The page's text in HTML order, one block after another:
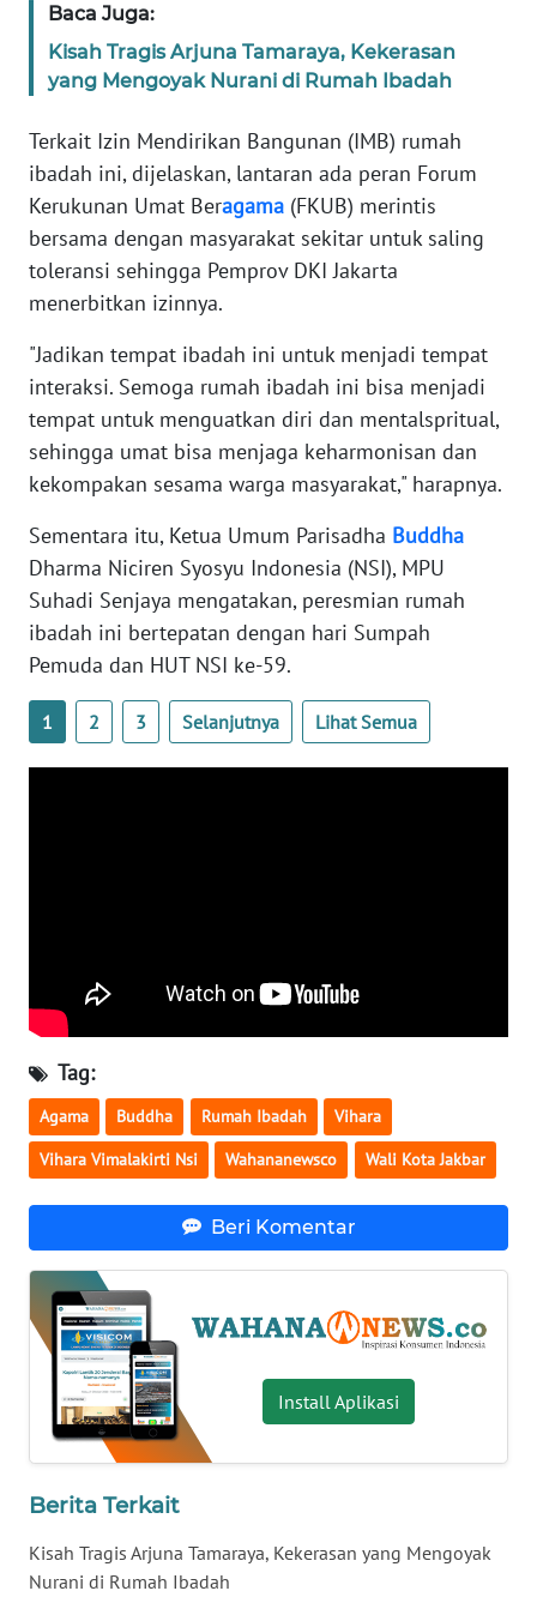
Baca Juga:
Kisah Tragis Arjuna Tamaraya, Kekerasan
yang Mengoyak Nurani di Rumah Ibadah
Terkait Izin Mendirikan Bangunan (IMB) rumah
ibadah ini, dijelaskan, lantaran ada peran Forum
Kerukunan Umat Beragama (FKUB) merintis
bersama dengan masyarakat sekitar untuk saling
toleransi sehingga Pemprov DKI Jakarta
menerbitkan izinnya.
"Jadikan tempat ibadah ini untuk menjadi tempat
interaksi. Semoga rumah ibadah ini bisa menjadi
tempat untuk menguatkan diri dan mentalspritual,
sehingga umat bisa menjaga keharmonisan dan
kekompakan sesama warga masyarakat," harapnya.
Sementara itu, Ketua Umum Parisadha Buddha
Dharma Niciren Syosyu Indonesia (NSI), MPU
Suhadi Senjaya mengatakan, peresmian rumah
ibadah ini bertepatan dengan hari Sumpah
Pemuda dan HUT NSI ke-59.
1 2 3 Selanjutnya Lihat Semua
Tag:
Agama Buddha Rumah Ibadah Vihara
Vihara Vimalakirti Nsi Wahananewsco Wali Kota Jakbar
Beri Komentar
Install Aplikasi
Berita Terkait
Kisah Tragis Arjuna Tamaraya, Kekerasan yang Mengoyak
Nurani di Rumah Ibadah
WN
BANTEN
NTT
WN
KEPRI
WN
PAPUA
PAPUA
BARAT
WN
WN
SERAMBI
WN
WN
SULBAR
BABEL
SUMSEL
WN
BENGKULU
WN
WN
JATENG